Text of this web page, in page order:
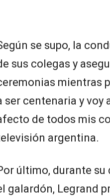
se supo, la
sus colegas y
mientras
ser centenaria y voy
de todos mis
argentina.
último, durante
galardón, Legrand